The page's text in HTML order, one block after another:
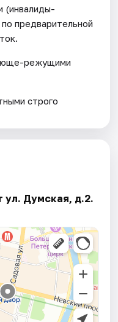
(инвалиды-
предварительной
режущими
строго
ул. Думская, д.2.